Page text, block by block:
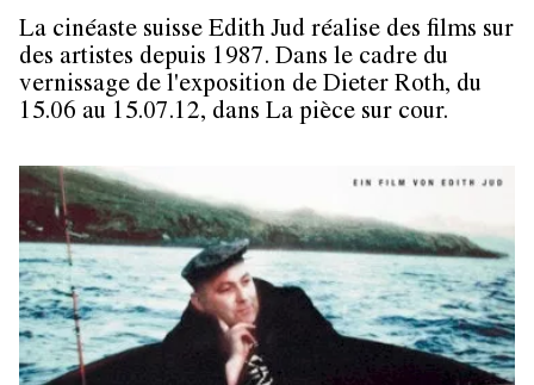
La cinéaste suisse Edith Jud réalise des films sur
des artistes depuis 1987. Dans le cadre du
vernissage de l'exposition de Dieter Roth, du
15.06 au 15.07.12, dans La pièce sur cour.